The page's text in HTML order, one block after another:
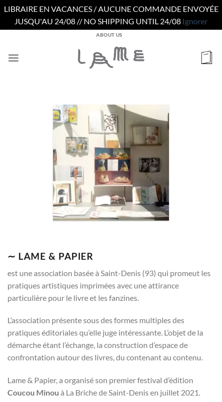
LIBRAIRE EN VACANCES / AUCUNE COMMANDE ENVOYÉE
JUSQU'AU 24/08 // NO SHIPPING UNTIL 24/08 Ignorer
contenu
ABOUT US
∼ LAME & PAPIER
est une association basée à Saint-Denis (93) qui promeut les
pratiques artistiques imprimées avec une attirance
particulière pour le livre et les fanzines.
L’association présente sous des formes multiples des
pratiques éditoriales qu’elle juge intéressante. L’objet de la
démarche étant l’échange, la construction d’espace de
confrontation autour des livres, du contenant au contenu.
Lame & Papier, a organisé son premier festival d’édition
Coucou Minou à La Briche de Saint-Denis en juillet 2021.